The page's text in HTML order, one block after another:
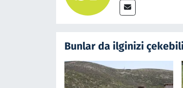
Bunlar da ilginizi